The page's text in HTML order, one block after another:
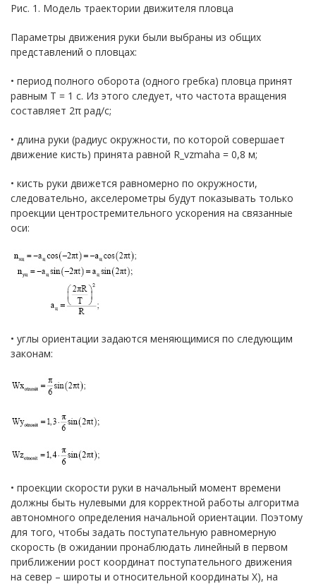
Рис. 1. Модель траектории движителя пловца
Параметры движения руки были выбраны из общих
представлений о пловцах:
• период полного оборота (одного гребка) пловца принят
равным Т = 1 с. Из этого следует, что частота вращения
составляет 2π рад/с;
• длина руки (радиус окружности, по которой совершает
движение кисть) принята равной R_vzmaha = 0,8 м;
• кисть руки движется равномерно по окружности,
следовательно, акселерометры будут показывать только
проекции центростремительного ускорения на связанные
оси:
• углы ориентации задаются меняющимися по следующим
законам:
• проекции скорости руки в начальный момент времени
должны быть нулевыми для корректной работы алгоритма
автономного определения начальной ориентации. Поэтому
для того, чтобы задать поступательную равномерную
скорость (в ожидании пронаблюдать линейный в первом
приближении рост координат поступательного движения
на север – широты и относительной координаты Х), на